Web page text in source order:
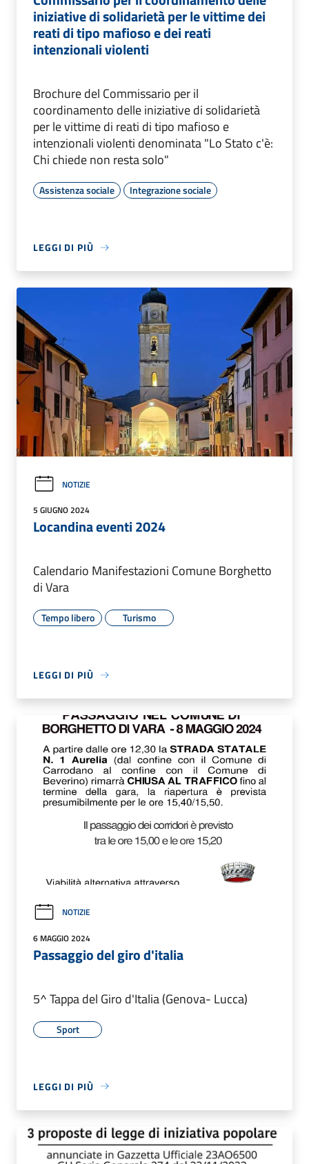
iniziative di solidarietà per le vittime dei
reati di tipo mafioso e dei reati
intenzionali violenti
Brochure del Commissario per il
coordinamento delle iniziative di solidarietà
per le vittime di reati di tipo mafioso e
intenzionali violenti denominata "Lo Stato c'è:
Chi chiede non resta solo"
Assistenza sociale Integrazione sociale
LEGGI DI PIÙ
NOTIZIE
5 GIUGNO 2024
Locandina eventi 2024
Calendario Manifestazioni Comune Borghetto
di Vara
Tempo libero Turismo
LEGGI DI PIÙ
NOTIZIE
6 MAGGIO 2024
Passaggio del giro d'italia
5^ Tappa del Giro d'Italia (Genova- Lucca)
Sport
LEGGI DI PIÙ